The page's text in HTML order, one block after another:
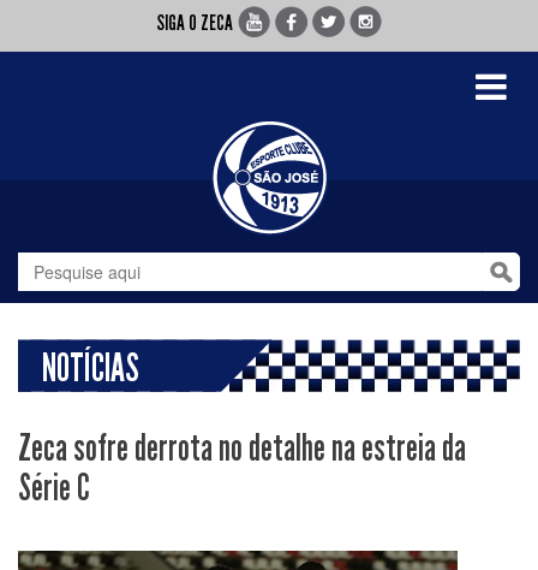
SIGA O ZECA
Toggle
NOTÍCIAS
Zeca sofre derrota no detalhe na estreia da
Série C